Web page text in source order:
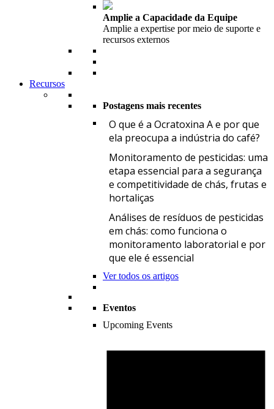
Amplie a Capacidade da Equipe
Amplie a expertise por meio de suporte e
recursos externos
Recursos
Postagens mais recentes
O que é a Ocratoxina A e por que
ela preocupa a indústria do café?
Monitoramento de pesticidas: uma
etapa essencial para a segurança
e competitividade de chás, frutas e
hortaliças
Análises de resíduos de pesticidas
em chás: como funciona o
monitoramento laboratorial e por
que ele é essencial
Ver todos os artigos
Eventos
Upcoming Events